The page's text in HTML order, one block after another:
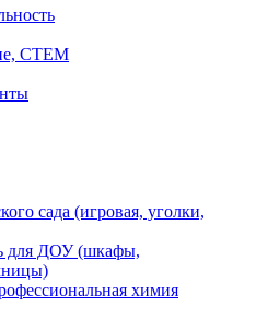
СТЕМ
сада (игровая, уголки,
для ДОУ (шкафы,
химия